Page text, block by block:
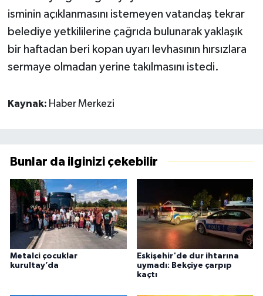
isminin açıklanmasını istemeyen vatandaş tekrar
belediye yetkililerine çağrıda bulunarak yaklaşık
bir haftadan beri kopan uyarı levhasının hırsızlara
sermaye olmadan yerine takılmasını istedi.
Kaynak: Haber Merkezi
Bunlar da ilginizi çekebilir
Metalci çocuklar
kurultay’da
Eskişehir'de dur ihtarına
uymadı: Bekçiye çarpıp
kaçtı